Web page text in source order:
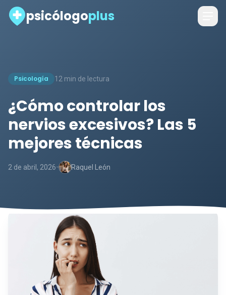
psicólogoplus
Psicología 12 min de lectura
¿Cómo controlar los
nervios excesivos? Las 5
mejores técnicas
2 de abril, 2026- Raquel León